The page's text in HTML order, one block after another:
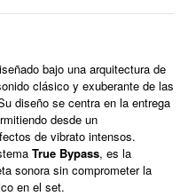
bajo una arquitectura de
clásico y exuberante de las
diseño se centra en la entrega
desde un
de vibrato intensos.
True Bypass, es la
sonora sin comprometer la
en el set.